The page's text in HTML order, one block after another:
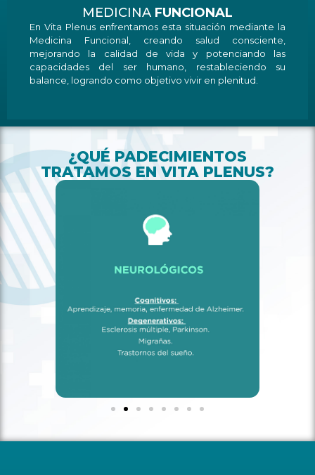
MEDICINA FUNCIONAL
En Vita Plenus enfrentamos esta situación mediante la
Medicina Funcional, creando salud consciente,
mejorando la calidad de vida y potenciando las
capacidades del ser humano, restableciendo su
balance, logrando como objetivo vivir en plenitud.
¿QUÉ PADECIMIENTOS
TRATAMOS EN VITA PLENUS?